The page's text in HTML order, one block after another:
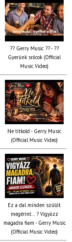
?? Gerry Music ?? - ??
Gyerünk srácok (Official
Music Video)
Ne titkold - Gerry Music
(Official Music Video)
Ez a dal minden szülőt
megérint… ? Vigyázz
magadra fiam - Gerry Music
(Official Music Video)